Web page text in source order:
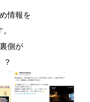
情報を
側が
？